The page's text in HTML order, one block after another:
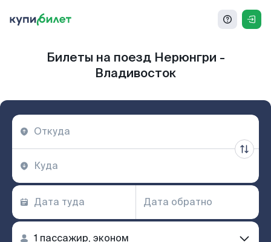
Билеты на поезд Нерюнгри -
Владивосток